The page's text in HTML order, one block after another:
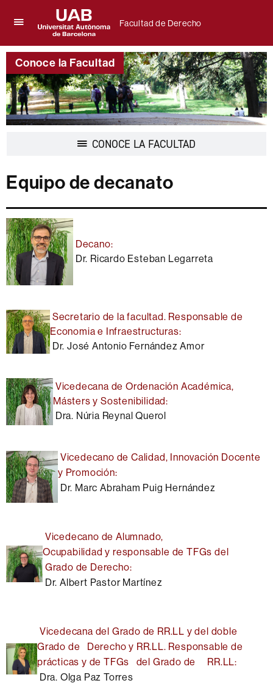
aquí
para
desplegar
el
menú
de
Facultad
de
Universitat
Autònoma
de
Barcelona
Facultad de Derecho
Conoce la Facultad
CONOCE LA FACULTAD
Equipo de decanato
Decano:
Dr. Ricardo Esteban Legarreta
Secretario de la facultad. Responsable de
Economia e Infraestructuras:
Dr. José Antonio Fernández Amor
Vicedecana de Ordenación Académica,
Másters y Sostenibilidad:
Dra. Núria Reynal Querol
Vicedecano de Calidad, Innovación Docente
y Promoción:
Dr. Marc Abraham Puig Hernández
Vicedecano de Alumnado,
Ocupabilidad y responsable de TFGs del
Grado de Derecho:
Dr. Albert Pastor Martínez
Vicedecana del Grado de RR.LL y del doble
Grado de Derecho y RR.LL. Responsable de
prácticas y de TFGs del Grado de RR.LL:
Dra. Olga Paz Torres